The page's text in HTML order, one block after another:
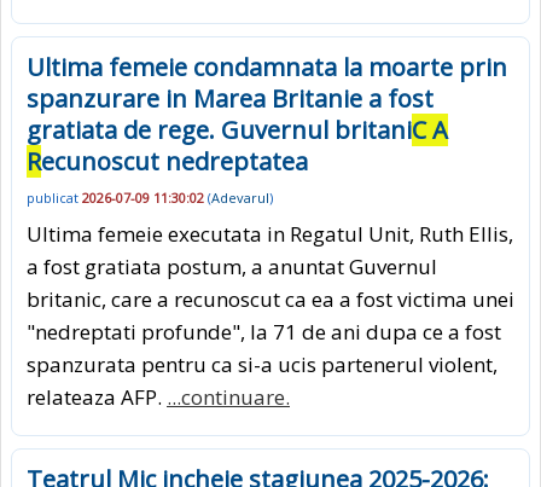
Ultima femeie condamnata la moarte prin
spanzurare in Marea Britanie a fost
gratiata de rege. Guvernul britaniC A
Recunoscut nedreptatea
publicat 2026-07-09 11:30:02 (Adevarul)
Ultima femeie executata in Regatul Unit, Ruth Ellis,
a fost gratiata postum, a anuntat Guvernul
britanic, care a recunoscut ca ea a fost victima unei
"nedreptati profunde", la 71 de ani dupa ce a fost
spanzurata pentru ca si-a ucis partenerul violent,
relateaza AFP. ...continuare.
Teatrul Mic incheie stagiunea 2025-2026: